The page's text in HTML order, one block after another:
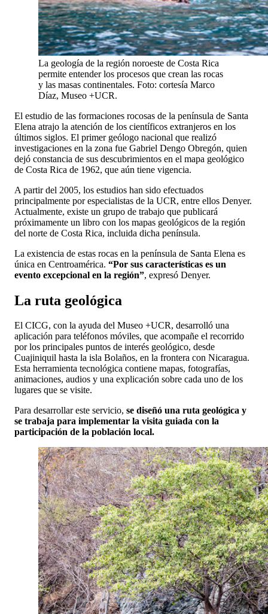
La geología de la región noroeste de Costa Rica
permite entender los procesos que crean las rocas
y las masas continentales. Foto: cortesía Marco
Díaz, Museo +UCR.
El estudio de las formaciones rocosas de la península de Santa
Elena atrajo la atención de los científicos extranjeros en los
últimos siglos. El primer geólogo nacional que realizó
investigaciones en la zona fue Gabriel Dengo Obregón, quien
dejó constancia de sus descubrimientos en el mapa geológico
de Costa Rica de 1962, que aún tiene vigencia.
A partir del 2005, los estudios han sido efectuados
principalmente por especialistas de la UCR, entre ellos Denyer.
Actualmente, existe un grupo de trabajo que publicará
próximamente un libro con los mapas geológicos de la región
del norte de Costa Rica, incluida dicha península.
La existencia de estas rocas en la península de Santa Elena es
única en Centroamérica. “Por sus características es un
evento excepcional en la región”, expresó Denyer.
La ruta geológica
El CICG, con la ayuda del Museo +UCR, desarrolló una
aplicación para teléfonos móviles, que acompañe el recorrido
por los principales puntos de interés geológico, desde
Cuajiniquil hasta la isla Bolaños, en la frontera con Nicaragua.
Esta herramienta tecnológica contiene mapas, fotografías,
animaciones, audios y una explicación sobre cada uno de los
lugares que se visite.
Para desarrollar este servicio, se diseñó una ruta geológica y
se trabaja para implementar la visita guiada con la
participación de la población local.